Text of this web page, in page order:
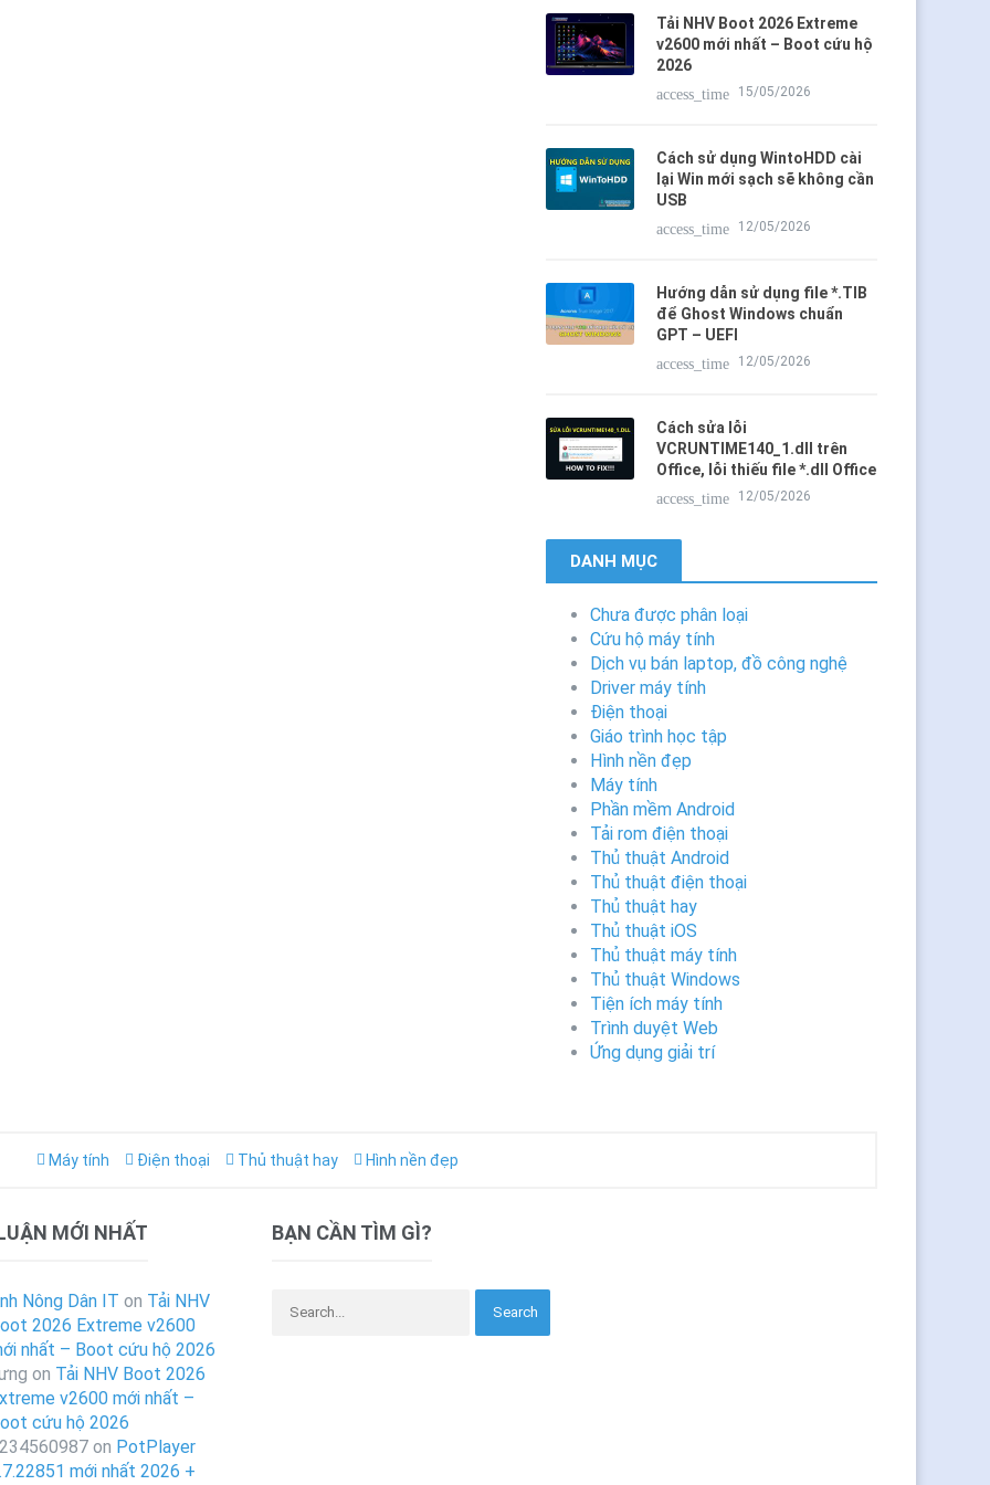
Tải NHV Boot 2026 Extreme
v2600 mới nhất – Boot cứu hộ
2026
access_time
15/05/2026
Cách sử dụng WintoHDD cài
lại Win mới sạch sẽ không cần
USB
access_time
12/05/2026
Hướng dẫn sử dụng file *.TIB
để Ghost Windows chuẩn
GPT – UEFI
access_time
12/05/2026
Cách sửa lỗi
VCRUNTIME140_1.dll trên
Office, lỗi thiếu file *.dll Office
access_time
12/05/2026
DANH MỤC
Chưa được phân loại
Cứu hộ máy tính
Dịch vụ bán laptop, đồ công nghệ
Driver máy tính
Điện thoại
Giáo trình học tập
Hình nền đẹp
Máy tính
Phần mềm Android
Tải rom điện thoại
Thủ thuật Android
Thủ thuật điện thoại
Thủ thuật hay
Thủ thuật iOS
Thủ thuật máy tính
Thủ thuật Windows
Tiện ích máy tính
Trình duyệt Web
Ứng dụng giải trí
Máy tính Điện thoại Thủ thuật hay Hình nền đẹp
MỚI NHẤT
Nông Dân IT on Tải NHV
2026 Extreme v2600
nhất – Boot cứu hộ 2026
on Tải NHV Boot 2026
v2600 mới nhất –
cứu hộ 2026
on PotPlayer
mới nhất 2026 +
BẠN CẦN TÌM GÌ?